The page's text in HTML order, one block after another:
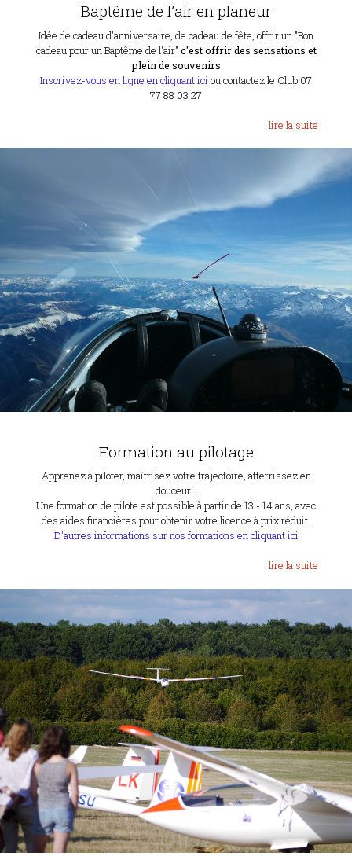
Baptême de l’air en planeur
Idée de cadeau d'anniversaire, de cadeau de fête, offrir un "Bon
cadeau pour un Baptême de l'air" c'est offrir des sensations et
plein de souvenirs
Inscrivez-vous en ligne en cliquant ici ou contactez le Club 07
77 88 03 27
lire la suite
Formation au pilotage
Apprenez à piloter, maîtrisez votre trajectoire, atterrissez en
douceur...
Une formation de pilote est possible à partir de 13 - 14 ans, avec
des aides financières pour obtenir votre licence à prix réduit.
D'autres informations sur nos formations en cliquant ici
lire la suite